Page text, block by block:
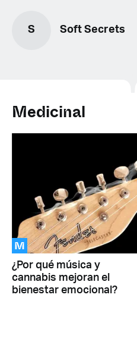
S Soft Secrets
Medicinal
M
¿Por qué música y
cannabis mejoran el
bienestar emocional?